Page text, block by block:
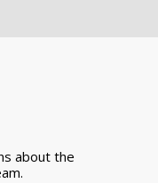
about the